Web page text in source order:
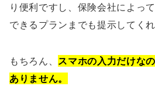
り便利ですし、保険会社によっ
できるプランまでも提示してくれ
もちろん、 スマホの入力だけな
ありません。